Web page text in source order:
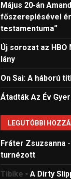
Május 20-án
főszereplésével
testamentuma”
Új sorozat az HBO
lány
On Sai: A ​háború
Átadták Az Év
LEGUTÓBBI
Fráter Zsuzsanna
turnézott
Tibike -A Dirty